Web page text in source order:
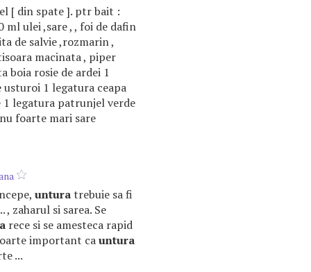
[ din spate ]. ptr bait :
ml ulei ,sare , , foi de dafin
de salvie ,rozmarin ,
macinata , piper
boia rosie de ardei 1
1 legatura ceapa
legatura patrunjel verde
foarte mari sare
unturatrebuie sa fi
, zaharul si sarea. Se
rece si se amesteca rapid
important cauntura
...